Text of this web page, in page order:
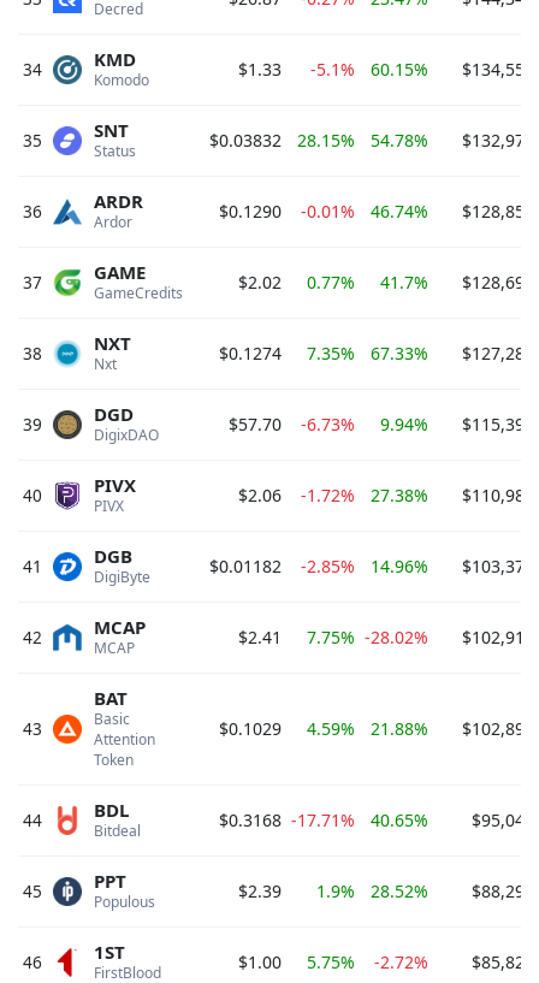
Decred
34 Komodo
KMD $1.33 -5.1% 60.15%
35 Status
SNT $0.03832 28.15% 54.78%
36 Ardor
ARDR $0.1290 -0.01% 46.74%
37 GameCredits
GAME $2.02 0.77% 41.7%
38 Nxt
NXT $0.1274 7.35% 67.33%
39 DigixDAO
DGD $57.70 -6.73% 9.94%
40 PIVX
PIVX $2.06 -1.72% 27.38%
41 DigiByte
DGB $0.01182 -2.85% 14.96%
42 MCAP
MCAP $2.41 7.75% -28.02%
43
Basic
Attention
Token
BAT
$0.1029 4.59% 21.88%
44 Bitdeal
BDL $0.3168 -17.71% 40.65%
45 Populous
PPT $2.39 1.9% 28.52%
46 FirstBlood
1ST $1.00 5.75% -2.72%